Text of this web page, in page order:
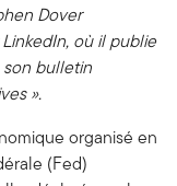
Dover
où il publie
son bulletin
».
organisé en
(Fed)